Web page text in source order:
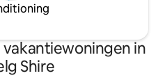
in
Shire